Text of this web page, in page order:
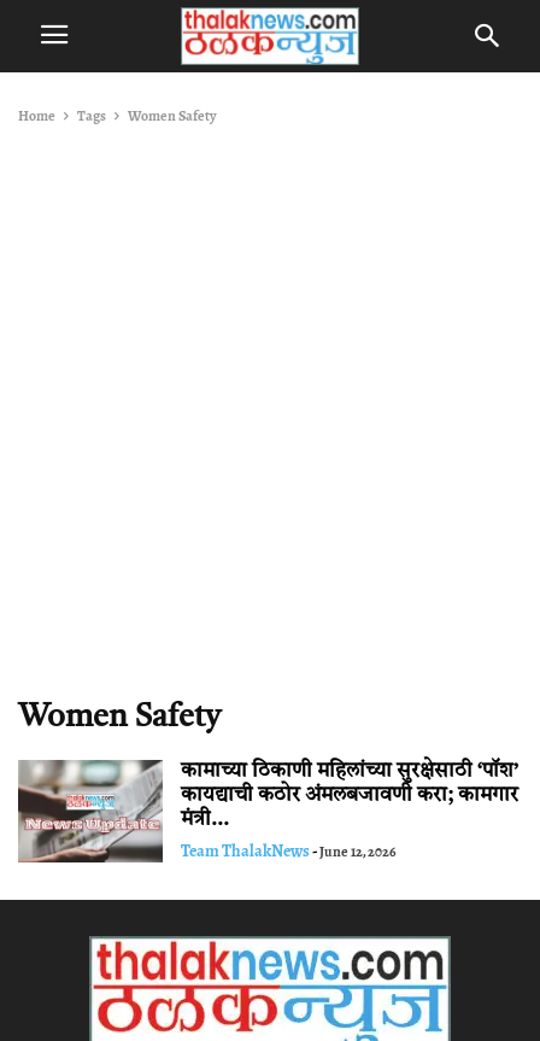
Home Tags Women Safety
Women Safety
कामाच्या ठिकाणी महिलांच्या सुरक्षेसाठी ‘पॉश’
कायद्याची कठोर अंमलबजावणी करा; कामगार
मंत्री...
Team ThalakNews-June 12, 2026